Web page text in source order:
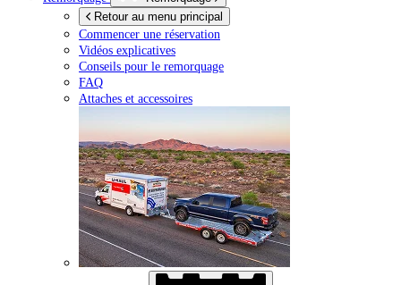
Retour au menu principal
Commencer une réservation
Vidéos explicatives
Conseils pour le remorquage
FAQ
Attaches et accessoires